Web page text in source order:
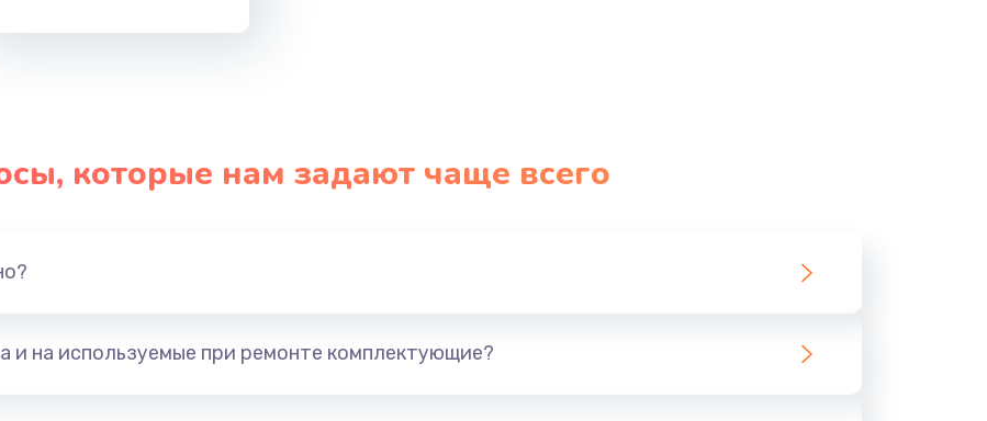
которые нам задают чаще всего
и на используемые при ремонте комплектующие?